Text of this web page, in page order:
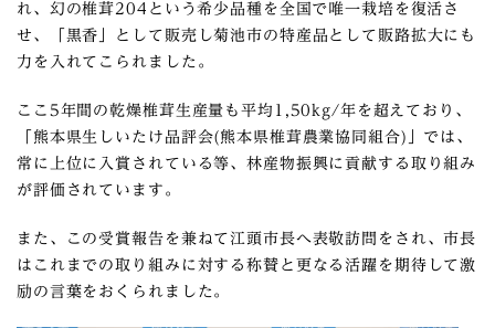
れ、幻の椎茸204という希少品種を全国で唯一栽培を復活さ
せ、「黒香」として販売し菊池市の特産品として販路拡大にも
力を入れてこられました。
ここ5年間の乾燥椎茸生産量も平均1,50kg/年を超えており、
「熊本県生しいたけ品評会(熊本県椎茸農業協同組合)」では、
常に上位に入賞されている等、林産物振興に貢献する取り組み
が評価されています。
また、この受賞報告を兼ねて江頭市長へ表敬訪問をされ、市長
はこれまでの取り組みに対する称賛と更なる活躍を期待して激
励の言葉をおくられました。